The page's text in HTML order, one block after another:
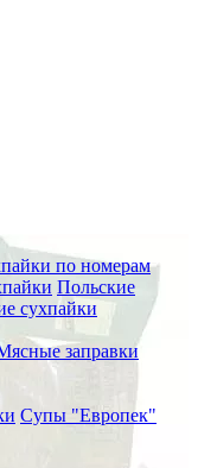
по номерам
Польские
сухпайки
заправки
Супы "Европек"